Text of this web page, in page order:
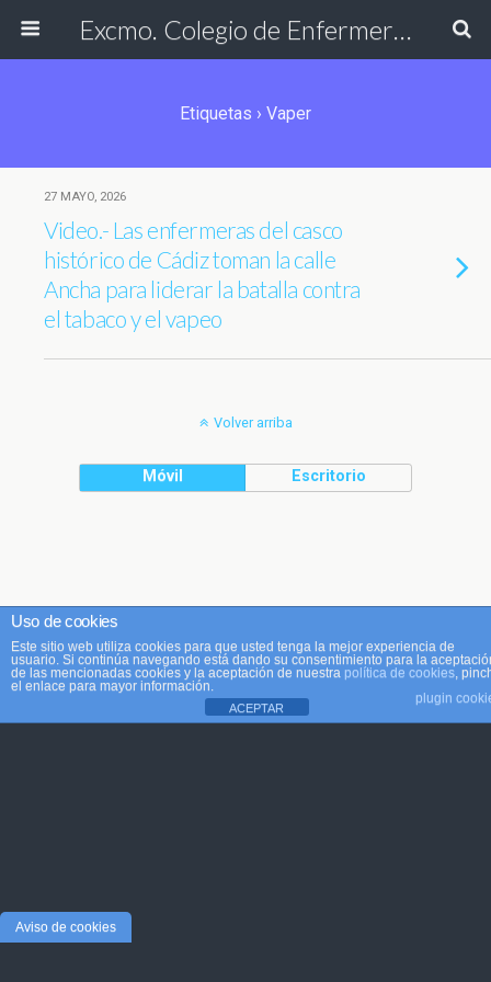
Excmo. Colegio de Enfermería de Cádiz
Etiquetas › Vaper
27 MAYO, 2026
Video.- Las enfermeras del casco
histórico de Cádiz toman la calle
Ancha para liderar la batalla contra
el tabaco y el vapeo
Volver arriba
Móvil Escritorio
Uso de cookies
Este sitio web utiliza cookies para que usted tenga la mejor experiencia de
usuario. Si continúa navegando está dando su consentimiento para la
de las mencionadas cookies y la aceptación de nuestra política de cookies,
el enlace para mayor información.
plugin
ACEPTAR
Aviso de cookies